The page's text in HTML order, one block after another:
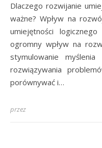
Dlaczego rozwijanie umiejętności logicznego myślenia jest
ważne? Wpływ na
umiejętności
ogromny wpływ na
stymulowanie
rozwiązywania
porównywać i…
przez